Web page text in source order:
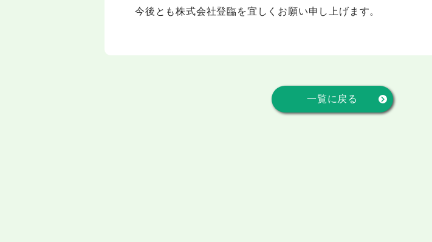
今後とも株式会社登臨を宜しくお願い申し上げます。
一覧に戻る